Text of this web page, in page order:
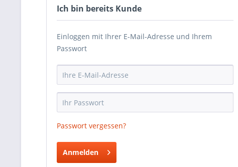
Ich bin bereits Kunde
Einloggen mit Ihrer E-Mail-Adresse und Ihrem
Passwort
Passwort vergessen?
Anmelden